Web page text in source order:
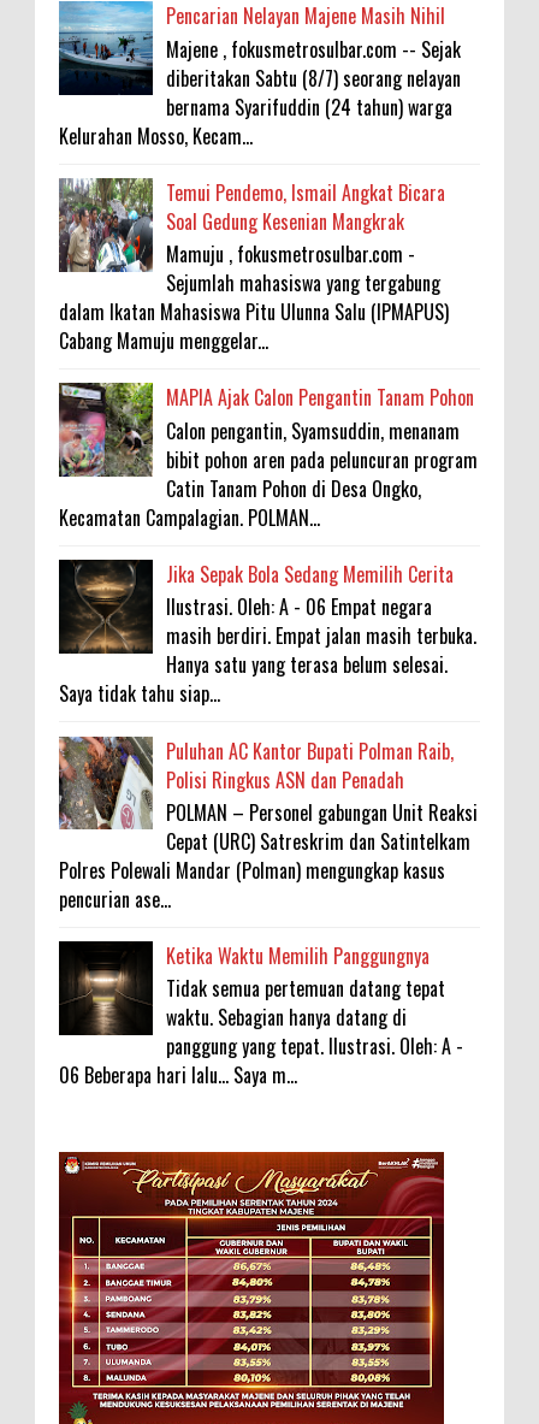
Pencarian Nelayan Majene Masih Nihil
Majene , fokusmetrosulbar.com -- Sejak
diberitakan Sabtu (8/7) seorang nelayan
bernama Syarifuddin (24 tahun) warga
Kelurahan Mosso, Kecam...
Temui Pendemo, Ismail Angkat Bicara
Soal Gedung Kesenian Mangkrak
Mamuju , fokusmetrosulbar.com -
Sejumlah mahasiswa yang tergabung
dalam Ikatan Mahasiswa Pitu Ulunna Salu (IPMAPUS)
Cabang Mamuju menggelar...
MAPIA Ajak Calon Pengantin Tanam Pohon
Calon pengantin, Syamsuddin, menanam
bibit pohon aren pada peluncuran program
Catin Tanam Pohon di Desa Ongko,
Kecamatan Campalagian. POLMAN...
Jika Sepak Bola Sedang Memilih Cerita
Ilustrasi. Oleh: A - 06 Empat negara
masih berdiri. Empat jalan masih terbuka.
Hanya satu yang terasa belum selesai.
Saya tidak tahu siap...
Puluhan AC Kantor Bupati Polman Raib,
Polisi Ringkus ASN dan Penadah
POLMAN – Personel gabungan Unit Reaksi
Cepat (URC) Satreskrim dan Satintelkam
Polres Polewali Mandar (Polman) mengungkap kasus
pencurian ase...
Ketika Waktu Memilih Panggungnya
Tidak semua pertemuan datang tepat
waktu. Sebagian hanya datang di
panggung yang tepat. Ilustrasi. Oleh: A -
06 Beberapa hari lalu... Saya m...